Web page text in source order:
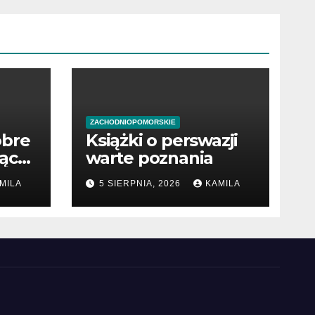
ZACHODNIOPOMORSKIE
Książki o perswazji
warte poznania
5 SIERPNIA, 2026 KAMILA